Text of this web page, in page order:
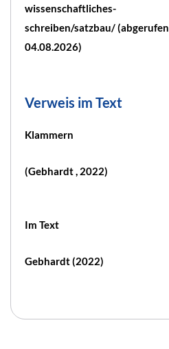
wissenschaftliches-
schreiben/satzbau/ (abgerufen
04.08.2026)
Verweis im Text
Klammern
(Gebhardt , 2022)
Im Text
Gebhardt (2022)